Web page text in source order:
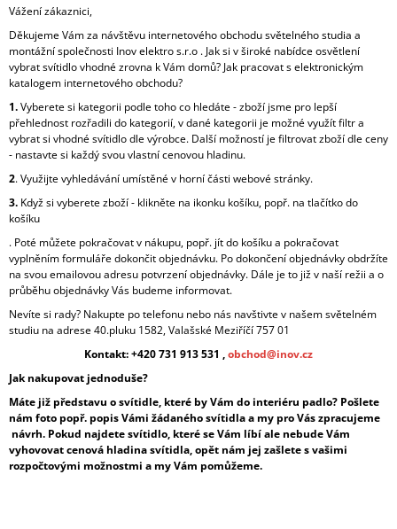
Vážení zákaznici,
Děkujeme Vám za návštěvu internetového obchodu světelného studia a
montážní společnosti Inov elektro s.r.o . Jak si v široké nabídce osvětlení
vybrat svítidlo vhodné zrovna k Vám domů? Jak pracovat s elektronickým
katalogem internetového obchodu?
1.Vyberete si kategorii podle toho co hledáte - zboží jsme pro lepší
přehlednost rozřadili do kategorií, v dané kategorii je možné využít filtr a
vybrat si vhodné svítidlo dle výrobce. Další možností je filtrovat zboží dle ceny
- nastavte si každý svou vlastní cenovou hladinu.
2. Využijte vyhledávání umístěné v horní části webové stránky.
3. Když si vyberete zboží - klikněte na ikonku košíku, popř. na tlačítko do
košíku
. Poté můžete pokračovat v nákupu, popř. jít do košíku a pokračovat
vyplněním formuláře dokončit objednávku. Po dokončení objednávky obdržíte
na svou emailovou adresu potvrzení objednávky. Dále je to již v naší režii a o
průběhu objednávky Vás budeme informovat.
Nevíte si rady? Nakupte po telefonu nebo nás navštivte v našem světelném
studiu na adrese 40.pluku 1582, Valašské Meziříčí 757 01
Kontakt: +420 731 913 531 ,obchod@inov.cz
Jak nakupovat jednoduše?
Máte již představu o svítidle, které by Vám do interiéru padlo? Pošlete
nám foto popř. popis Vámi žádaného svítidla a my pro Vás zpracujeme
návrh. Pokud najdete svítidlo, které se Vám líbí ale nebude Vám
vyhovovat cenová hladina svítidla, opět nám jej zašlete s vašimi
rozpočtovými možnostmi a my Vám pomůžeme.
U
J
E
T
E
N
A
J
Í
T
?
HLEDAT
D
O
P
O
R